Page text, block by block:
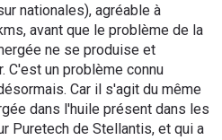
nationales), agréable à
avant que le problème de la
ne se produise et
C'est un problème connu
Car il s'agit du même
dans l'huile présent dans les
Puretech de Stellantis, et qui a